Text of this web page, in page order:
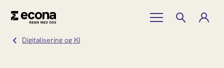
Digitalisering og KI